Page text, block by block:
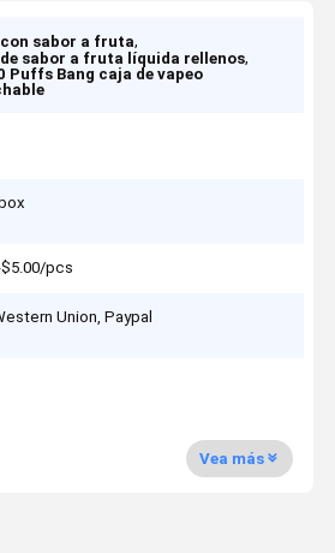
con sabor a fruta,
de sabor a fruta líquida rellenos,
Puffs Bang caja de vapeo
pcs
Union, Paypal
Vea más